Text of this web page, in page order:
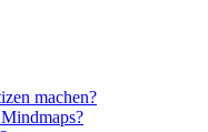
machen?